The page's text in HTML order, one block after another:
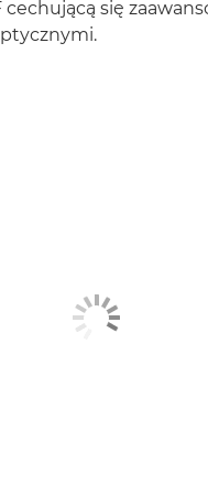
cechującą się